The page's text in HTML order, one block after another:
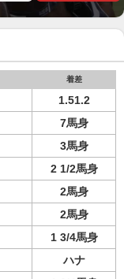
着差
1.51.2
7馬身
3馬身
2 1/2馬身
2馬身
2馬身
1 3/4馬身
ハナ